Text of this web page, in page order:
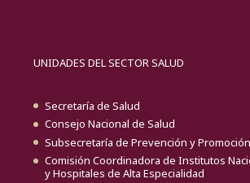
UNIDADES DEL SECTOR SALUD
Secretaría de Salud
Consejo Nacional de Salud
Subsecretaría de Prevención y
Comisión Coordinadora de Institutos
y Hospitales de Alta Especialidad